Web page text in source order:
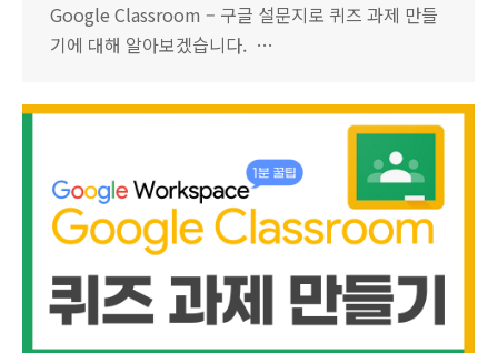
Google Classroom – 구글 설문지로 퀴즈 과제 만들
기에 대해 알아보겠습니다. …